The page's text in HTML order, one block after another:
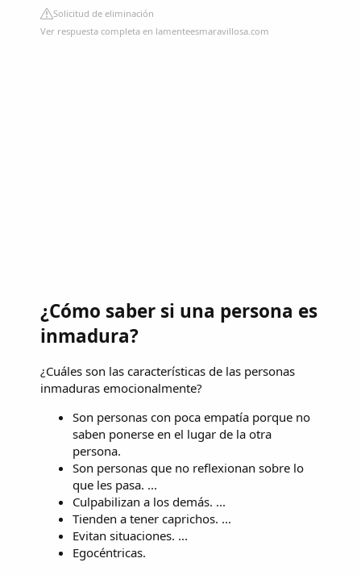
Solicitud de eliminación
Ver respuesta completa en lamenteesmaravillosa.com
¿Cómo saber si una persona es
inmadura?
¿Cuáles son las características de las personas
inmaduras emocionalmente?
Son personas con poca empatía porque no
saben ponerse en el lugar de la otra
persona.
Son personas que no reflexionan sobre lo
que les pasa. ...
Culpabilizan a los demás. ...
Tienden a tener caprichos. ...
Evitan situaciones. ...
Egocéntricas.